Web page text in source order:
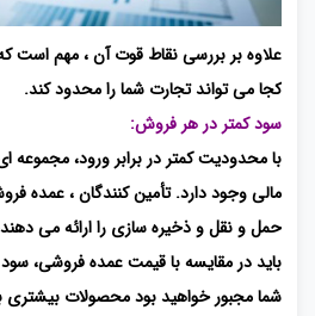
علاوه بر بررسی نقاط قوت آن ، مهم است
کجا می تواند تجارت شما را محدود کند.
سود کمتر در هر فروش:
با محدودیت کمتر در برابر ورود،
مالی وجود دارد. تأمین کنندگان ، عمده
حمل و نقل و ذخیره سازی را ارائه می
باید در مقایسه با قیمت عمده فروشی،
شما مجبور خواهید بود محصولات بیشتری